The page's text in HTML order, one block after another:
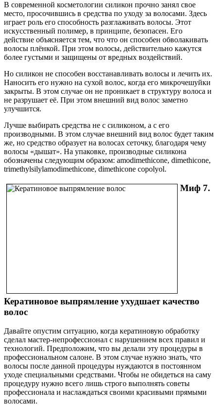
В современной косметологии силикон прочно занял свое
место, просочившись в средства по уходу за волосами. Здесь
играет роль его способность разглаживать волосы. Этот
искусственный полимер, в принципе, безопасен. Его
действие объясняется тем, что что он способен обволакивать
волосы плёнкой. При этом волосы, действительно кажутся
более густыми и защищены от вредных воздействий.
Но силикон не способен восстанавливать волосы и лечить их.
Наносить его нужно на сухой волос, когда его микрочешуйки
закрыты. В этом случае он не проникает в структуру волоса и
не разрушает её. При этом внешний вид волос заметно
улучшится.
Лучше выбирать средства не с силиконом, а с его
производными. В этом случае внешний вид волос будет таким
же, но средство образует на волосах сеточку, благодаря чему
волосы «дышат». На упаковке, производные силикона
обозначены следующим образом: amodimethicone, dimethicone,
trimethylsilylamodimethicone, dimethicone copolyol.
Миф 7.
Кератиновое выпрямление ухудшает качество
волос
Давайте опустим ситуацию, когда кератиновую обработку
сделал мастер-непрофессионал с нарушением всех правил и
технологий. Предположим, что вы делали эту процедуры в
профессиональном салоне. В этом случае нужно знать, что
волосы после данной процедуры нуждаются в постоянном
уходе специальными средствами. Чтобы не обидеться на саму
процедуру нужно всего лишь строго выполнять советы
профессионала и наслаждаться своими красивыми прямыми
волосами.